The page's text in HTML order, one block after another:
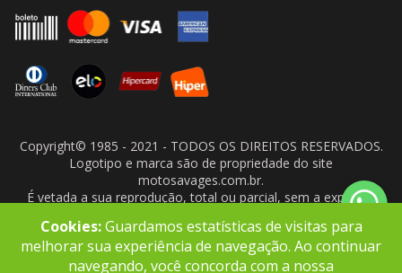
Copyright© 1985 - 2021 - TODOS OS DIREITOS RESERVADOS.
Logotipo e marca são de propriedade do site
motosavages.com.br.
É vetada a sua reprodução, total ou parcial, sem a expressa
- CNPJ: 10.927.924/0001-91
Cookies:Guardamos estatísticas de visitas para
melhorar sua experiência de navegação. Ao continuar
navegando, você concorda com a nossa